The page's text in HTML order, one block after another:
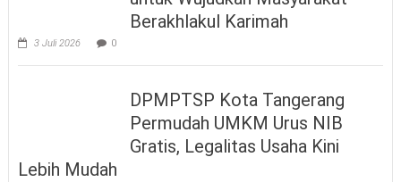
Berakhlakul Karimah
3 Juli 2026 0
DPMPTSP Kota Tangerang
Permudah UMKM Urus NIB
Gratis, Legalitas Usaha Kini
Lebih Mudah